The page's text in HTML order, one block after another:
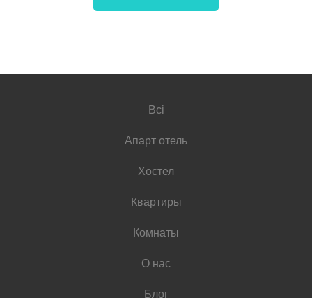
Всі
Апарт отель
Хостел
Квартиры
Комнаты
О нас
Блог